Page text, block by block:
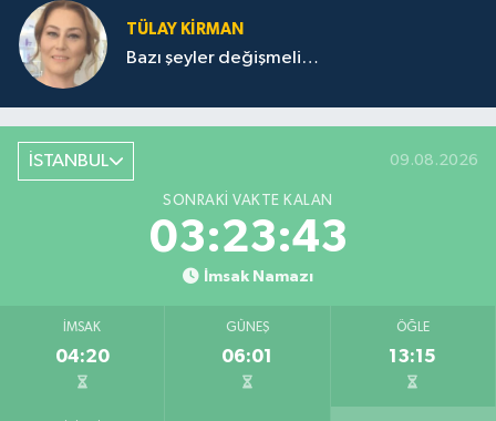
TÜLAY KİRMAN
Bazı şeyler değişmeli…
İSTANBUL 09.08.2026
SONRAKI VAKTE KALAN
03:23:43
İmsak Namazı
İMSAK
04:20
GÜNEŞ
06:01
ÖĞLE
13:15